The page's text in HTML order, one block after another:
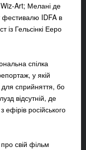
Wiz-Art; Мелані де
фестивалю IDFA в
із Гельсінкі Ееро
спілка
у якій
сприйняття, бо
відсутній, де
російського
свій фільм